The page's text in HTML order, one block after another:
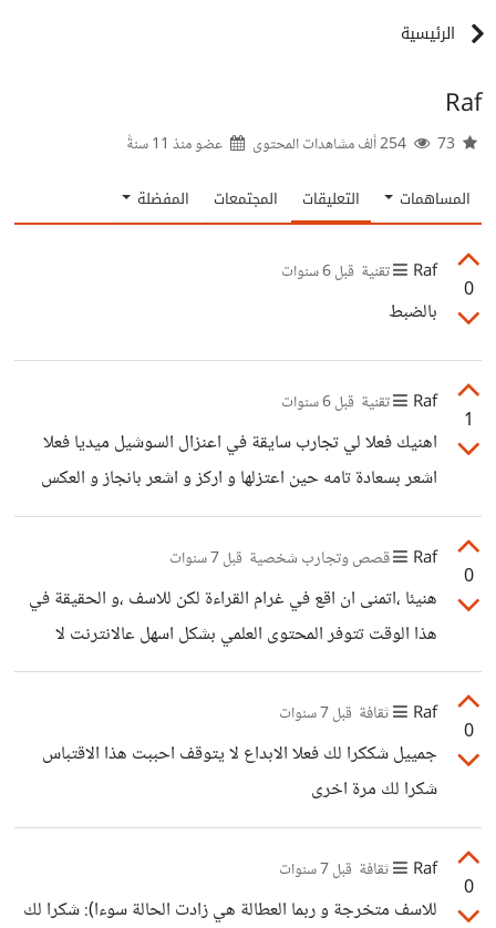
الرئيسية
Raf
عضو منذ 11 سنةً
المساهمات التعليقات المجتمعات المفضلة
0
Raf تقنية قبل 6 سنوات
بالضبط
1
Raf تقنية قبل 6 سنوات
اهنيك فعلا لي تجارب سايقة في اعنزال السوشيل ميديا فعلا
اشعر بسعادة تامه حين اعتزلها و اركز و اشعر بانجاز و العكس
حينما اعود اليها لكن لا انصح باعتزالها تماما بل الحكمة في
استخدامها بالنسبة لي الانستقرام مهم كوني انثى احب الاطلاع
على اخر صيحات الموضة و الميكب لكن كما اشرت سابقا
التصرف بحكمة يجنبك السلبيات
0
Raf قصص وتجارب شخصية قبل 7 سنوات
هنيئا ،اتمنى ان اقع في غرام القراءة لكن للاسف ،و الحقيقة في
هذا الوقت تتوفر المحتوى العلمي بشكل اسهل عالانترنت لا
يشترط الكتب فقط بل يوجد هناك المقالات العلمية على الانترنت
لكن لا زلت لا احب القراءة لا اعلم لماذا
0
Raf ثقافة قبل 7 سنوات
جمييل شككرا لك فعلا الابداع لا يتوقف احببت هذا الاقتباس
شكرا لك مرة اخرى
0
Raf ثقافة قبل 7 سنوات
للاسف متخرجة و ربما العطالة هي زادت الحالة سوءا): شكرا لك